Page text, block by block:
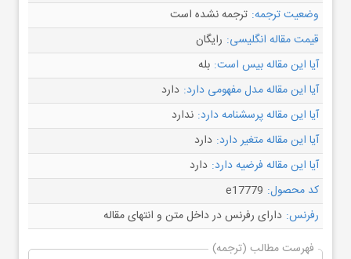
وضعیت ترجمه: ترجمه نشده است
قیمت مقاله انگلیسی: رایگان
آیا این مقاله بیس است: بله
آیا این مقاله مدل مفهومی دارد: دارد
آیا این مقاله پرسشنامه دارد: ندارد
آیا این مقاله متغیر دارد: دارد
آیا این مقاله فرضیه دارد: دارد
کد محصول: e17779
رفرنس: دارای رفرنس در داخل متن و انتهای مقاله
فهرست مطالب (ترجمه)